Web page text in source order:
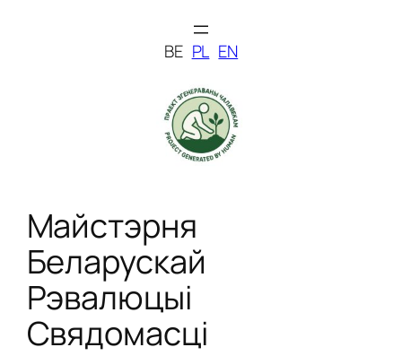
BE PL EN
Майстэрня
Беларускай
Рэвалюцыі
Свядомасці